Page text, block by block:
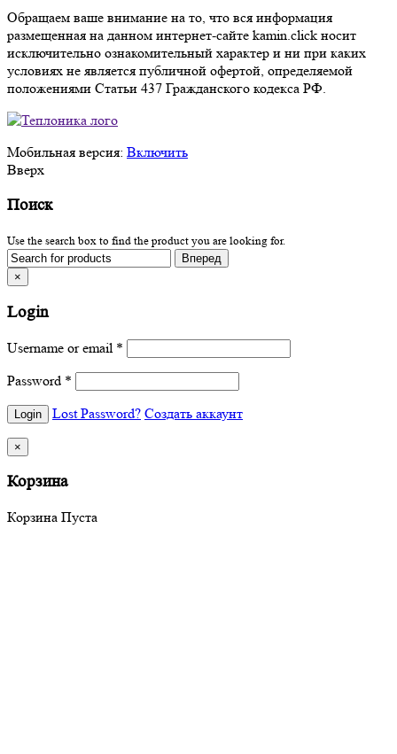
Обращаем ваше внимание на то, что вся информация
размещенная на данном интернет-сайте kamin.click носит
исключительно ознакомительный характер и ни при каких
условиях не является публичной офертой, определяемой
положениями Статьи 437 Гражданского кодекса РФ.
Мобильная версия: Включить
Вверх
Поиск
Use the search box to find the product you are looking for.
×
Login
Username or email *
Password *
Lost Password? Создать аккаунт
×
Корзина
Корзина Пуста